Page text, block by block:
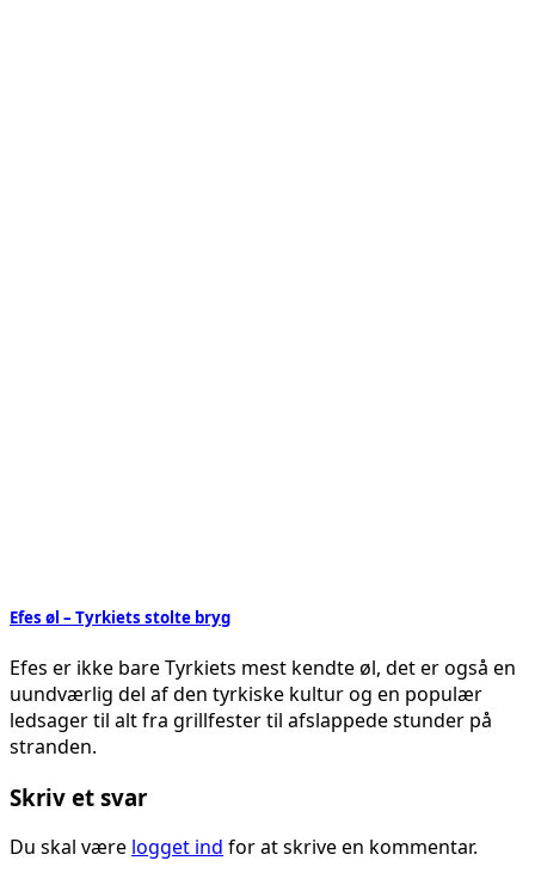
Efes øl – Tyrkiets stolte bryg
Efes er ikke bare Tyrkiets mest kendte øl, det er også en
uundværlig del af den tyrkiske kultur og en populær
ledsager til alt fra grillfester til afslappede stunder på
stranden.
Skriv et svar
Du skal være logget ind for at skrive en kommentar.